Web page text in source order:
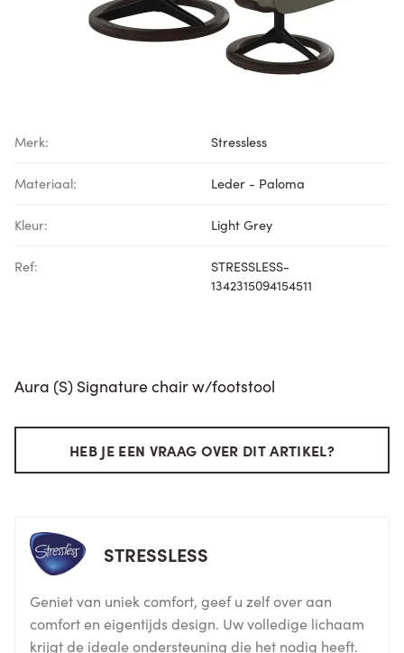
Merk: Stressless
Materiaal: Leder - Paloma
Kleur: Light Grey
Ref:
STRESSLESS-
1342315094154511
Aura (S) Signature chair w/footstool
HEB JE EEN VRAAG OVER DIT ARTIKEL?
STRESSLESS
Geniet van uniek comfort, geef u zelf over aan
comfort en eigentijds design. Uw volledige lichaam
krijgt de ideale ondersteuning die het nodig heeft.